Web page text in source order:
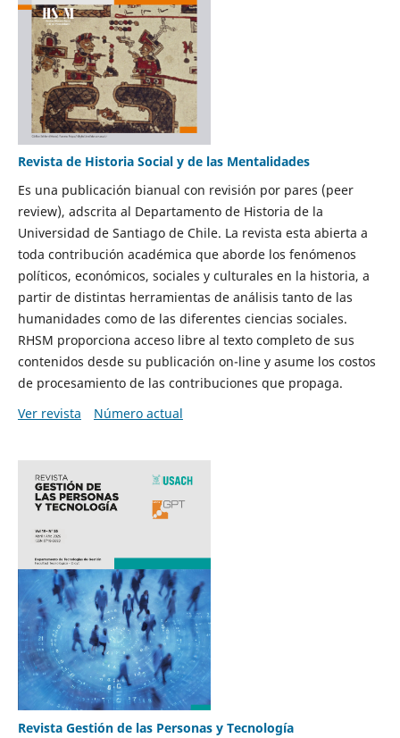
Revista de Historia Social y de las Mentalidades
Es una publicación bianual con revisión por pares (peer
review), adscrita al Departamento de Historia de la
Universidad de Santiago de Chile. La revista esta abierta a
toda contribución académica que aborde los fenómenos
políticos, económicos, sociales y culturales en la historia, a
partir de distintas herramientas de análisis tanto de las
humanidades como de las diferentes ciencias sociales.
RHSM proporciona acceso libre al texto completo de sus
contenidos desde su publicación on-line y asume los costos
de procesamiento de las contribuciones que propaga.
Ver revista
Número actual
Revista Gestión de las Personas y Tecnología